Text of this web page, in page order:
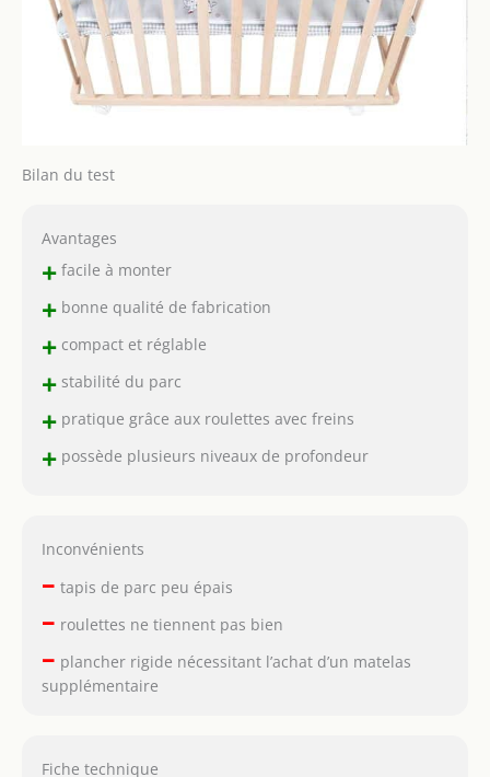
Bilan du test
Avantages
+facile à monter
+bonne qualité de fabrication
+compact et réglable
+stabilité du parc
+pratique grâce aux roulettes avec freins
+possède plusieurs niveaux de profondeur
Inconvénients
– tapis de parc peu épais
– roulettes ne tiennent pas bien
– plancher rigide nécessitant l’achat d’un matelas
supplémentaire
Fiche technique